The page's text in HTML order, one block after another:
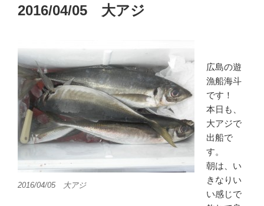
稿
日:
2016/04/05 大アジ
2016/04/05 大アジ
広島の遊
漁船海斗
です！
本日も、
大アジで
出船で
す。
朝は、い
きなりい
い感じで